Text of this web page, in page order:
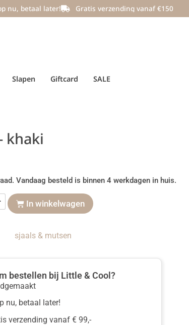
nu, betaal later! Gratis verzending vanaf €150
Slapen Giftcard SALE
khaki
Vandaag besteld is binnen 4 werkdagen in huis.
In winkelwagen
sjaals & mutsen
bestellen bij Little & Cool?
nu, betaal later!
verzending vanaf € 99,-